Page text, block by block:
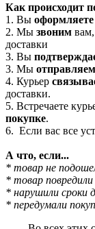
Как происходит
1. Вы оформляете
2. Мы звоним
доставки
3. Вы
3. Мы отправляем
4. Курьер
доставки.
5. Встречаете
покупке.
6. Если вас все
А что, если...
* товар не
* товар
* нарушили сроки
* передумали